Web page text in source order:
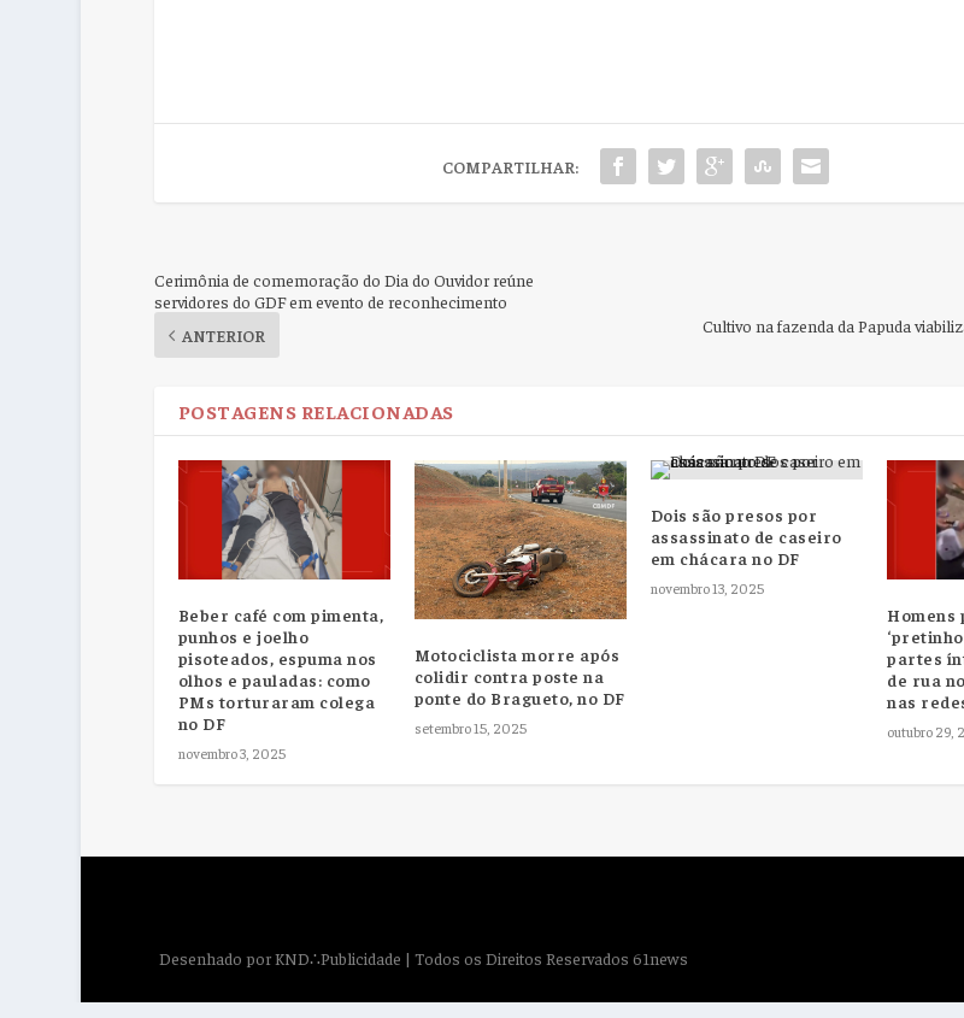
COMPARTILHAR:
Cerimônia de comemoração do Dia do Ouvidor reúne
servidores do GDF em evento de reconhecimento
ANTERIOR
Cultivo na fazenda da Papuda
POSTAGENS RELACIONADAS
Beber café com pimenta,
punhos e joelho
pisoteados, espuma nos
olhos e pauladas: como
PMs torturaram colega
no DF
novembro 3, 2025
Motociclista morre após
colidir contra poste na
ponte do Bragueto, no DF
setembro 15, 2025
Dois são presos por
assassinato de caseiro
em chácara no DF
novembro 13, 2025
Homens
partes
de rua
nas
outubro 29,
Desenhado porKND∴Publicidade | Todos os Direitos Reservados 61news